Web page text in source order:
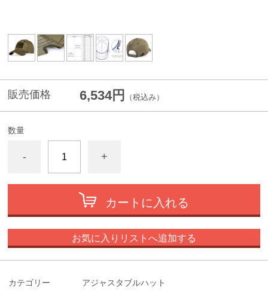
販売価格 6,534円 （税込み）
数量
- +
カートに入れる
お気に入りリストへ追加する
カテゴリー アジャスタブルハット